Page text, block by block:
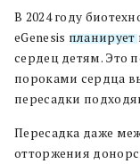
В 2024 году
eGenesis планирует
сердец детям. Это
пороками сердца
пересадки
Пересадка даже
отторжения